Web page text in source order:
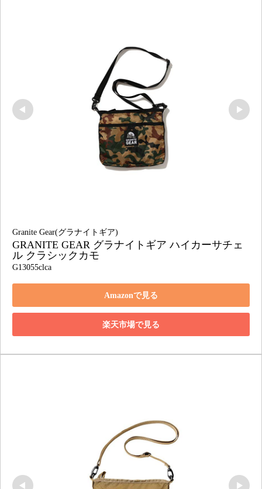
Granite Gear(グラナイトギア)
GRANITE GEAR グラナイトギア ハイカーサチェ
ル クラシックカモ
G13055clca
Amazonで見る
楽天市場で見る